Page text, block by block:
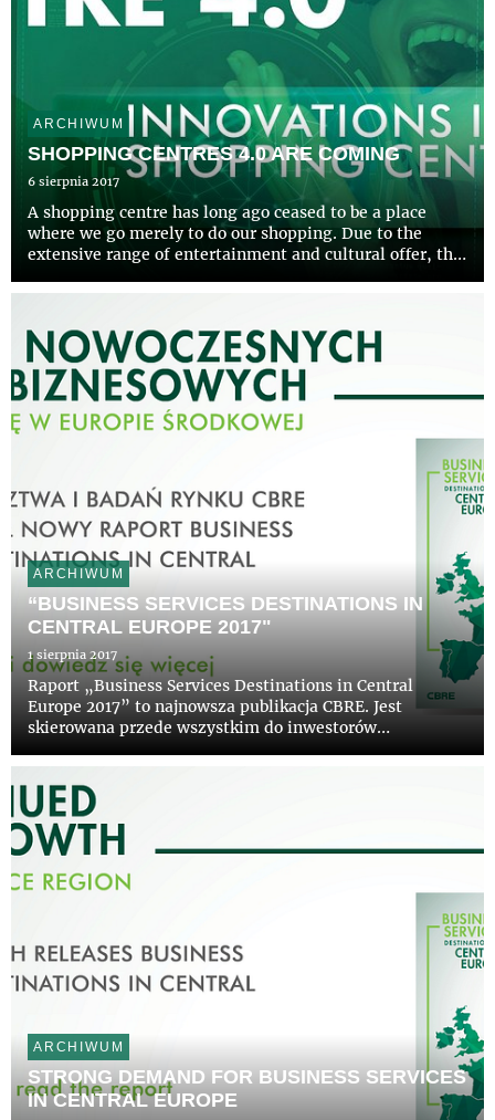
ARCHIWUM
SHOPPING CENTRES 4.0 ARE COMING
6 sierpnia 2017
A shopping centre has long ago ceased to be a place
where we go merely to do our shopping. Due to the
extensive range of entertainment and cultural offer, the
All these elements are supposed to create an experience
ARCHIWUM
“BUSINESS SERVICES DESTINATIONS IN
CENTRAL EUROPE 2017"
1 sierpnia 2017
Raport „Business Services Destinations in Central
Europe 2017” to najnowsza publikacja CBRE. Jest
skierowana przede wszystkim do inwestorów
charakterystyka sektora BSS w regionie Europy
Środkowej wraz z omówieniem sytuacji społ...
ARCHIWUM
STRONG DEMAND FOR BUSINESS SERVICES
IN CENTRAL EUROPE